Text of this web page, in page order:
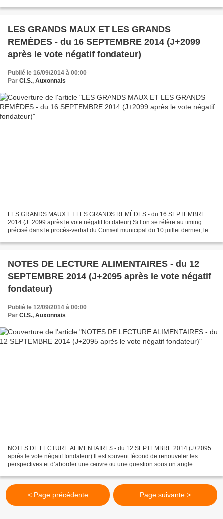
LES GRANDS MAUX ET LES GRANDS
REMÈDES - du 16 SEPTEMBRE 2014 (J+2099
après le vote négatif fondateur)
Publié le 16/09/2014 à 00:00
Par Cl.S., Auxonnais
LES GRANDS MAUX ET LES GRANDS REMÈDES - du 16 SEPTEMBRE
2014 (J+2099 après le vote négatif fondateur) Si l’on se réfère au timing
précisé dans le procès-verbal du Conseil municipal du 10 juillet dernier, le
NOTES DE LECTURE ALIMENTAIRES - du 12
SEPTEMBRE 2014 (J+2095 après le vote négatif
fondateur)
Publié le 12/09/2014 à 00:00
Par Cl.S., Auxonnais
NOTES DE LECTURE ALIMENTAIRES - du 12 SEPTEMBRE 2014 (J+2095
après le vote négatif fondateur) Il est souvent fécond de renouveler les
perspectives et d’aborder une œuvre ou une question sous un angle
< Page précédente Page suivante >